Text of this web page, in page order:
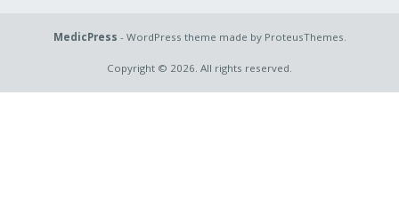
MedicPress - WordPress theme made by ProteusThemes.
Copyright © 2026. All rights reserved.